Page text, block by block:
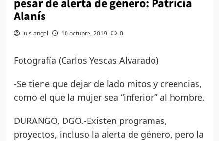
pesar de alerta de género: Patricia
Alanís
luis angel 10 octubre, 2019 0
Fotografía (Carlos Yescas Alvarado)
-Se tiene que dejar de lado mitos y creencias,
como el que la mujer sea “inferior” al hombre.
DURANGO, DGO.-Existen programas,
proyectos, incluso la alerta de género, pero la